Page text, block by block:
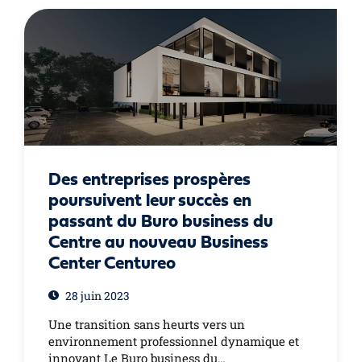
Des entreprises prospères
poursuivent leur succès en
passant du Buro business du
Centre au nouveau Business
Center Centureo
28 juin 2023
Une transition sans heurts vers un
environnement professionnel dynamique et
innovant Le Buro business du…